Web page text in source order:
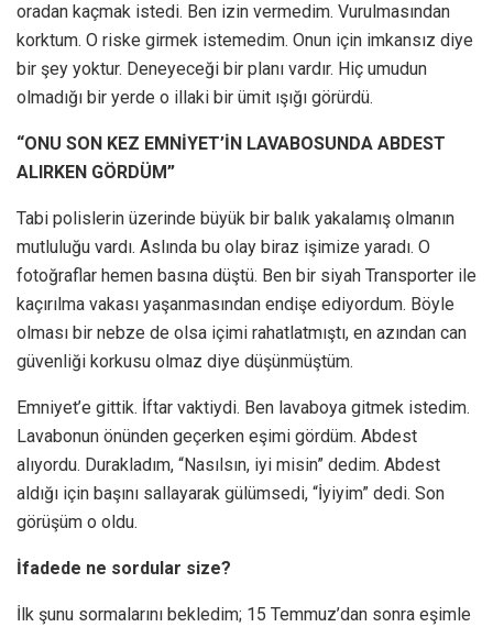
oradan kaçmak istedi. Ben izin vermedim. Vurulmasından
korktum. O riske girmek istemedim. Onun için imkansız diye
bir şey yoktur. Deneyeceği bir planı vardır. Hiç umudun
olmadığı bir yerde o illaki bir ümit ışığı görürdü.
“ONU SON KEZ EMNİYET’İN LAVABOSUNDA ABDEST
ALIRKEN GÖRDÜM”
Tabi polislerin üzerinde büyük bir balık yakalamış olmanın
mutluluğu vardı. Aslında bu olay biraz işimize yaradı. O
fotoğraflar hemen basına düştü. Ben bir siyah Transporter ile
kaçırılma vakası yaşanmasından endişe ediyordum. Böyle
olması bir nebze de olsa içimi rahatlatmıştı, en azından can
güvenliği korkusu olmaz diye düşünmüştüm.
Emniyet’e gittik. İftar vaktiydi. Ben lavaboya gitmek istedim.
Lavabonun önünden geçerken eşimi gördüm. Abdest
alıyordu. Durakladım, “Nasılsın, iyi misin” dedim. Abdest
aldığı için başını sallayarak gülümsedi, “İyiyim” dedi. Son
görüşüm o oldu.
İfadede ne sordular size?
İlk şunu sormalarını bekledim; 15 Temmuz’dan sonra eşimle